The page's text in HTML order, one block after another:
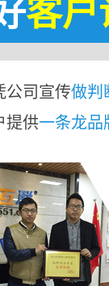
客户
公司宣传做判
提供一条龙品